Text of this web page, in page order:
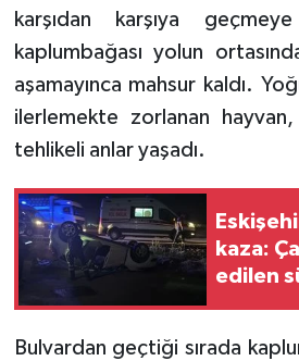
karşıdan karşıya
kaplumbağası yolun
aşamayınca mahsur kaldı.
ilerlemekte zorlanan hayvan,
tehlikeli anlar yaşadı.
kaza:
edilen
Bulvardan geçtiği sırada